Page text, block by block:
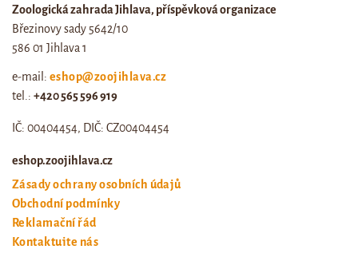
Zoologická zahrada Jihlava, příspěvková organizace
Březinovy sady 5642/10
586 01 Jihlava 1
e-mail: eshop@zoojihlava.cz
tel.: +420 565 596 919
IČ: 00404454, DIČ: CZ00404454
eshop.zoojihlava.cz
Zásady ochrany osobních údajů
Obchodní podmínky
Reklamační řád
Kontaktujte nás